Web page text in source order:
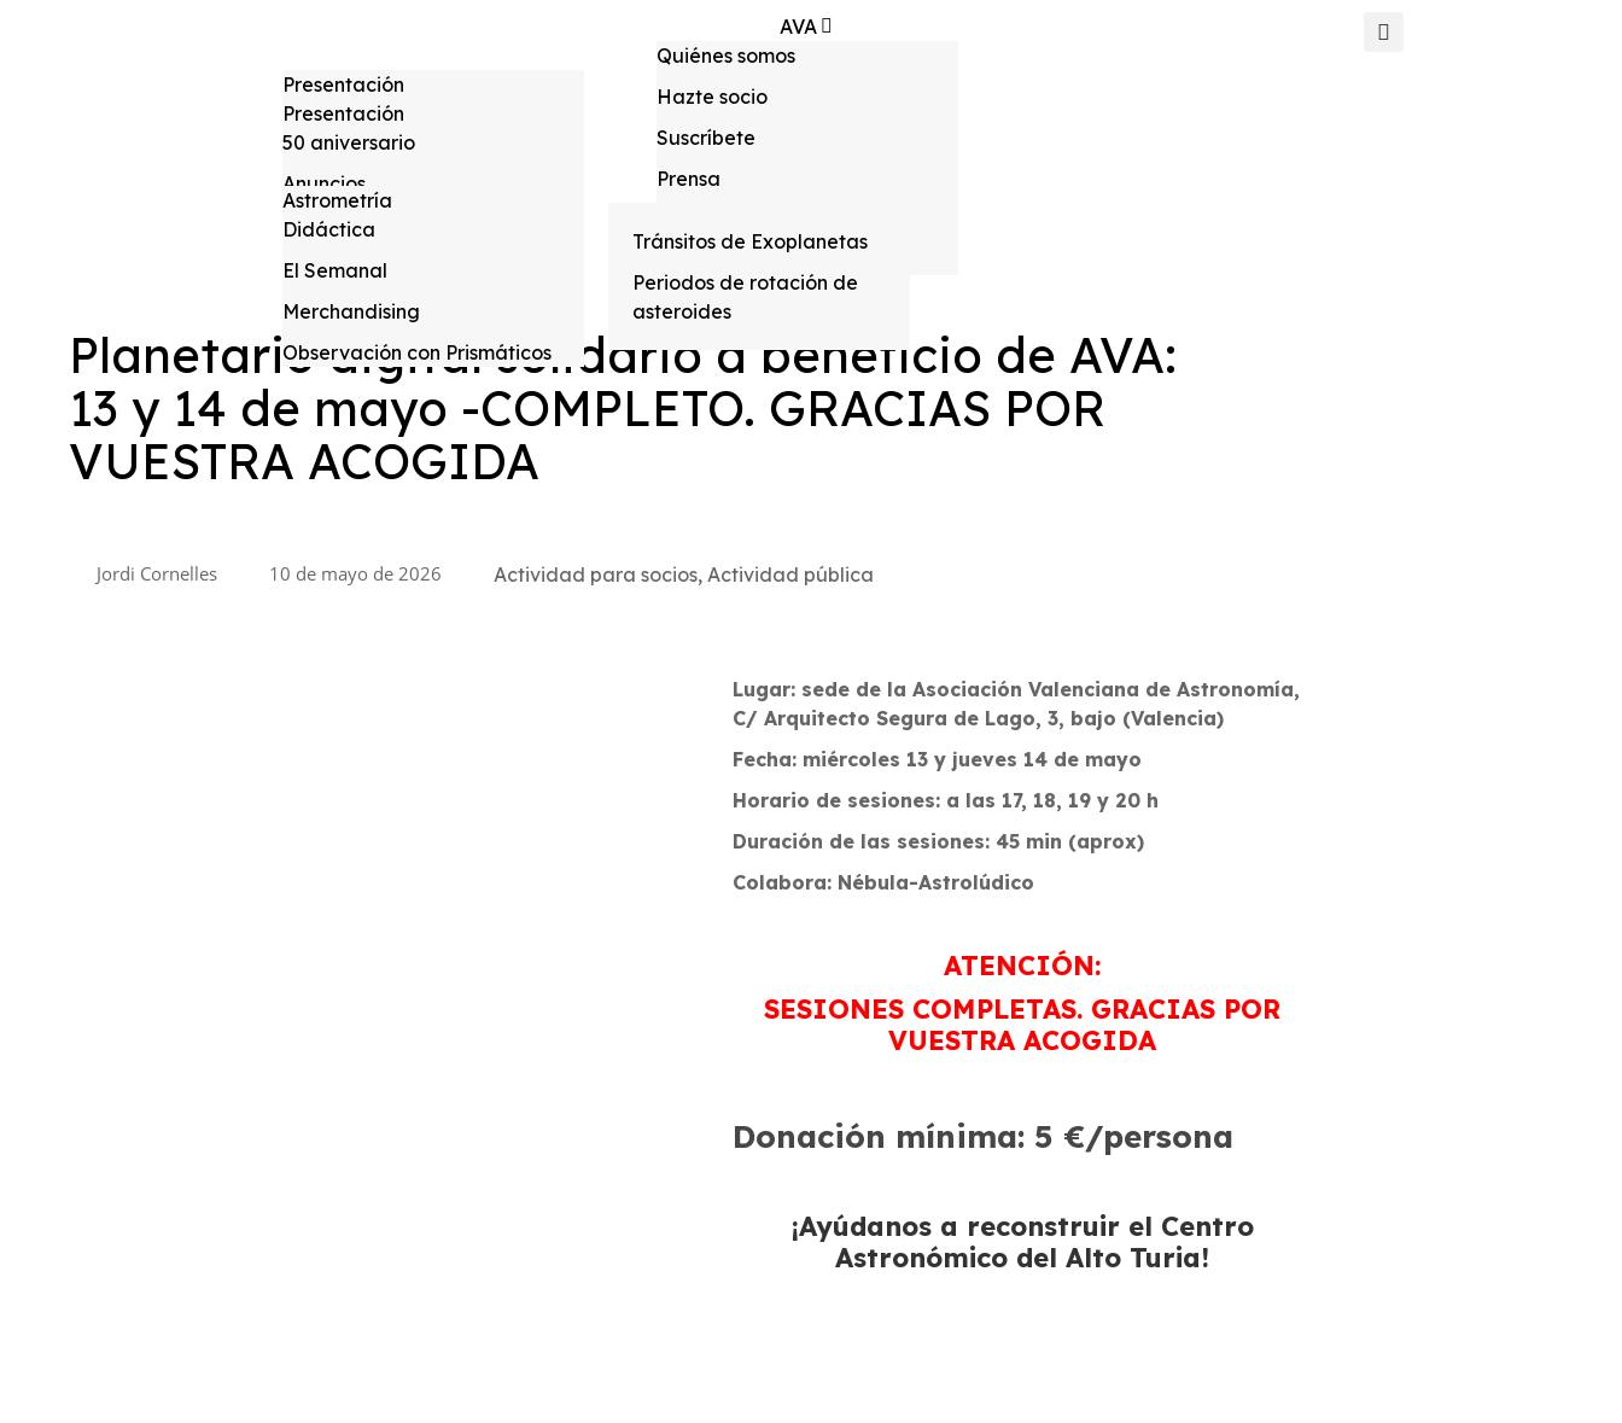
AVA
Quiénes somos
Hazte socio
Suscríbete
Prensa
Escuela
Presentación
Consejo Docente
Crónicas de Actividades
Presentación
Instrumentación
Allsky
Global Meteor Network Cam
50 aniversario
Anuncios
Actividades para socios
Actividades públicas
Crónicas
Charlas anteriores
Astrofotografía
Astrometría
Fotometría
Tránsitos de Exoplanetas
Periodos de rotación de
asteroides
Trabajos anteriores
Didáctica
El Semanal
Merchandising
Observación con Prismáticos
Contacto
Planetario digital solidario a beneficio de AVA:
13 y 14 de mayo -COMPLETO. GRACIAS POR
VUESTRA ACOGIDA
Jordi Cornelles 10 de mayo de 2026 Actividad para socios, Actividad pública
Lugar: sede de la Asociación Valenciana de Astronomía,
C/ Arquitecto Segura de Lago, 3, bajo (Valencia)
Fecha: miércoles 13 y jueves 14 de mayo
Horario de sesiones: a las 17, 18, 19 y 20 h
Duración de las sesiones: 45 min (aprox)
Colabora: Nébula-Astrolúdico
ATENCIÓN:
SESIONES COMPLETAS. GRACIAS POR
VUESTRA ACOGIDA
Donación mínima: 5 €/persona
¡Ayúdanos a reconstruir el Centro
Astronómico del Alto Turia!